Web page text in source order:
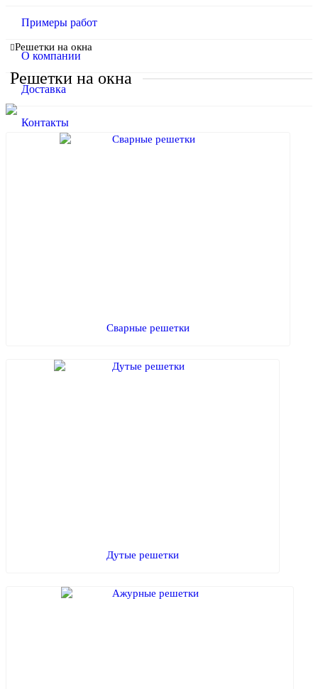
Примеры работ
О компании
Доставка
Контакты
Решетки на окна
Решетки на окна
Сварные решетки
Дутые решетки